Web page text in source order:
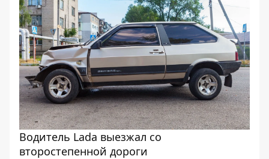
Водитель Lada выезжал со
второстепенной дороги